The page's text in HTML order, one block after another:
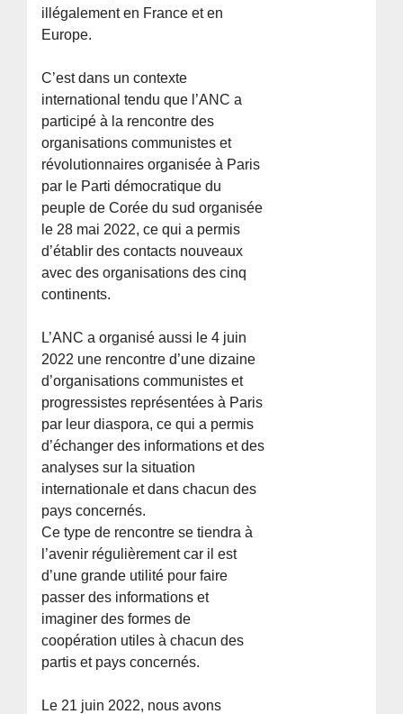
illégalement en France et en
Europe.
C’est dans un contexte
international tendu que l’ANC a
participé à la rencontre des
organisations communistes et
révolutionnaires organisée à Paris
par le Parti démocratique du
peuple de Corée du sud organisée
le 28 mai 2022, ce qui a permis
d’établir des contacts nouveaux
avec des organisations des cinq
continents.
L’ANC a organisé aussi le 4 juin
2022 une rencontre d’une dizaine
d’organisations communistes et
progressistes représentées à Paris
par leur diaspora, ce qui a permis
d’échanger des informations et des
analyses sur la situation
internationale et dans chacun des
pays concernés.
Ce type de rencontre se tiendra à
l’avenir régulièrement car il est
d’une grande utilité pour faire
passer des informations et
imaginer des formes de
coopération utiles à chacun des
partis et pays concernés.
Le 21 juin 2022, nous avons